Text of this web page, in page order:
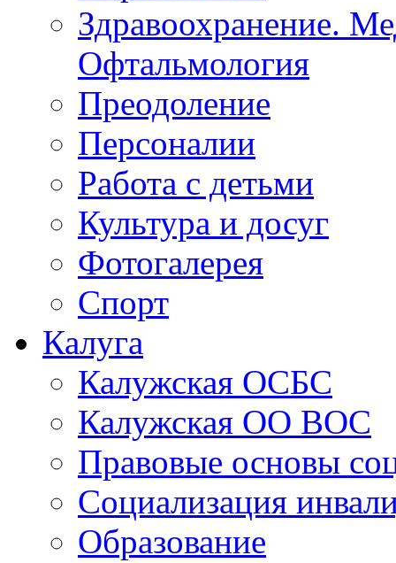
Образование
Здравоохранение.
Офтальмология
Преодоление
Персоналии
Работа с детьми
Культура и досуг
Фотогалерея
Спорт
Калуга
Калужская ОСБС
Калужская ОО ВОС
Правовые основы
Социализация